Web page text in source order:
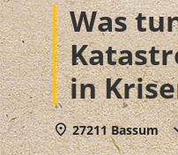
Was
in
27211 Bassum